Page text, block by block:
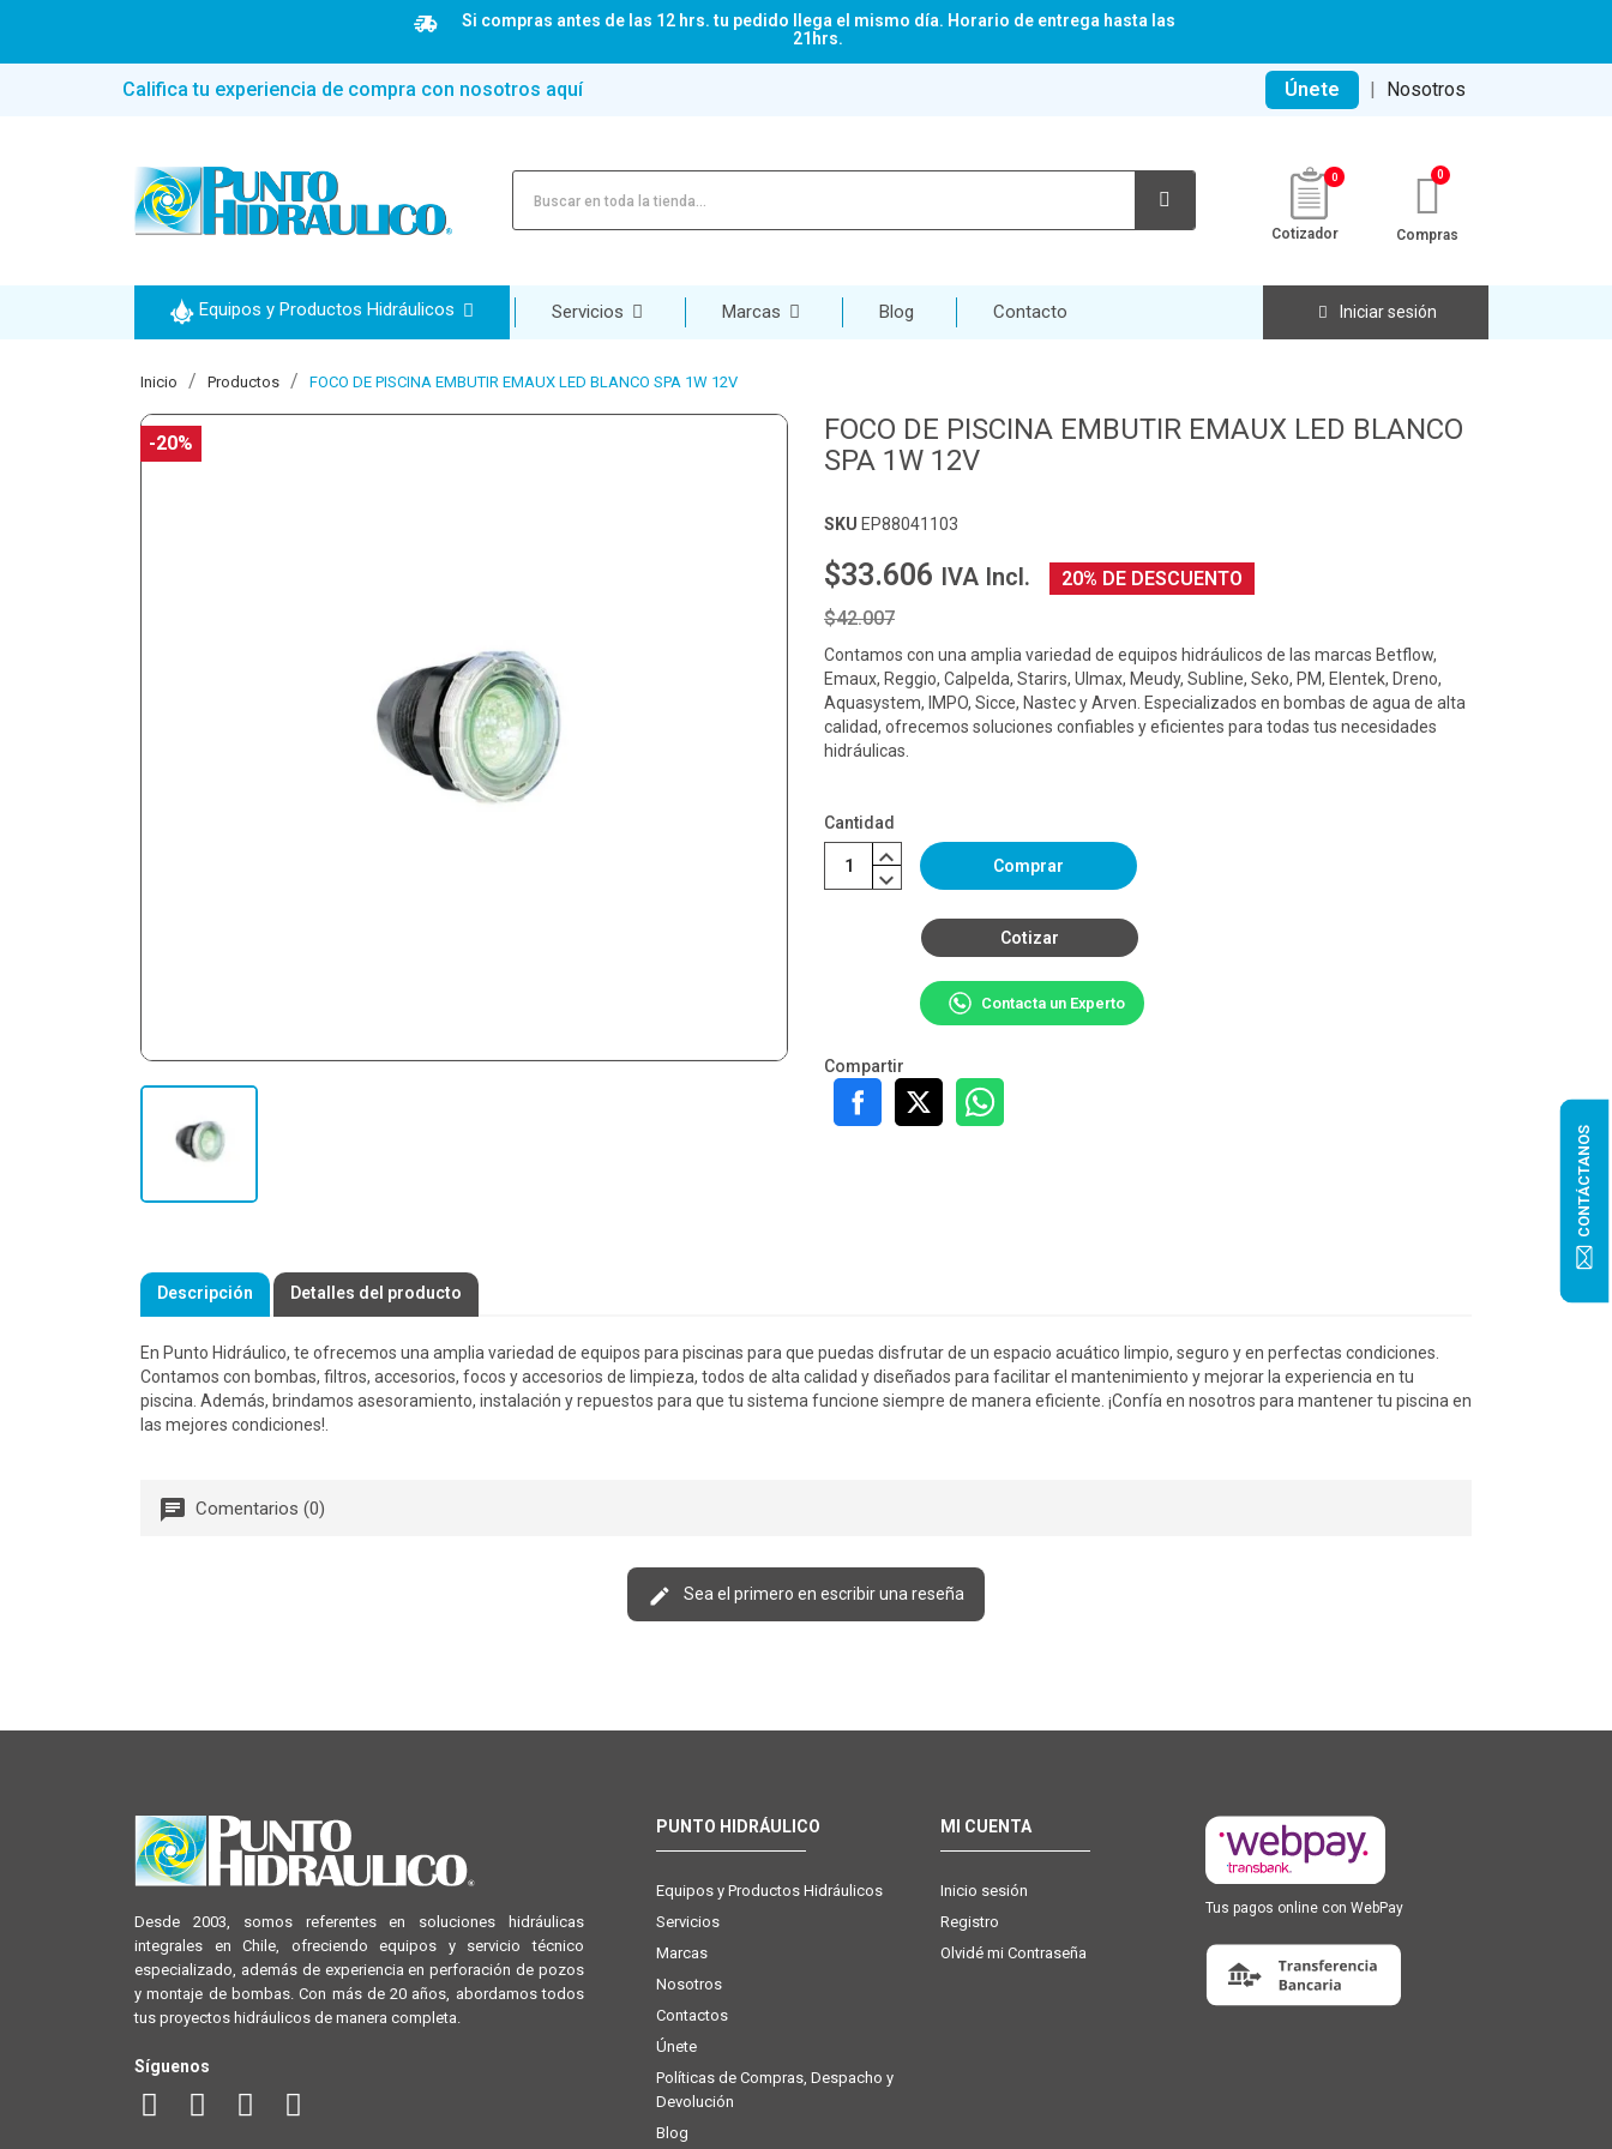
Si compras antes de las 12 hrs. tu pedido llega el mismo día. Horario de entrega hasta las
21hrs.
Califica tu experiencia de compra con nosotros aquí Únete | Nosotros
0
Cotizador Compras
Equipos y Productos Hidráulicos Servicios Marcas Blog Contacto Iniciar sesión
Inicio Productos FOCO DE PISCINA EMBUTIR EMAUX LED BLANCO SPA 1W 12V
-20%
FOCO DE PISCINA EMBUTIR EMAUX LED BLANCO
SPA 1W 12V
SKU EP88041103
$33.606 IVA Incl.
20% DE DESCUENTO
$42.007
Contamos con una amplia variedad de equipos hidráulicos de las marcas Betflow,
Emaux, Reggio, Calpelda, Starirs, Ulmax, Meudy, Subline, Seko, PM, Elentek, Dreno,
Aquasystem, IMPO, Sicce, Nastec y Arven. Especializados en bombas de agua de alta
calidad, ofrecemos soluciones confiables y eficientes para todas tus necesidades
hidráulicas.
Cantidad
Comprar
Cotizar
Contacta un Experto
Compartir
Descripción Detalles del producto
En Punto Hidráulico, te ofrecemos una amplia variedad de equipos para piscinas para que puedas disfrutar de un espacio acuático limpio, seguro y en perfectas condiciones.
Contamos con bombas, filtros, accesorios, focos y accesorios de limpieza, todos de alta calidad y diseñados para facilitar el mantenimiento y mejorar la experiencia en tu
piscina. Además, brindamos asesoramiento, instalación y repuestos para que tu sistema funcione siempre de manera eficiente. ¡Confía en nosotros para mantener tu piscina en
las mejores condiciones!.
Comentarios (0)
Sea el primero en escribir una reseña
Desde 2003, somos referentes en soluciones hidráulicas
integrales en Chile, ofreciendo equipos y servicio técnico
especializado, además de experiencia en perforación de pozos
y montaje de bombas. Con más de 20 años, abordamos todos
tus proyectos hidráulicos de manera completa.
Síguenos
PUNTO HIDRÁULICO
Equipos y Productos Hidráulicos
Servicios
Marcas
Nosotros
Contactos
Únete
Políticas de Compras, Despacho y
Devolución
Blog
MI CUENTA
Inicio sesión
Registro
Olvidé mi Contraseña
CONTÁCTANOS
Tus pagos online con WebPay